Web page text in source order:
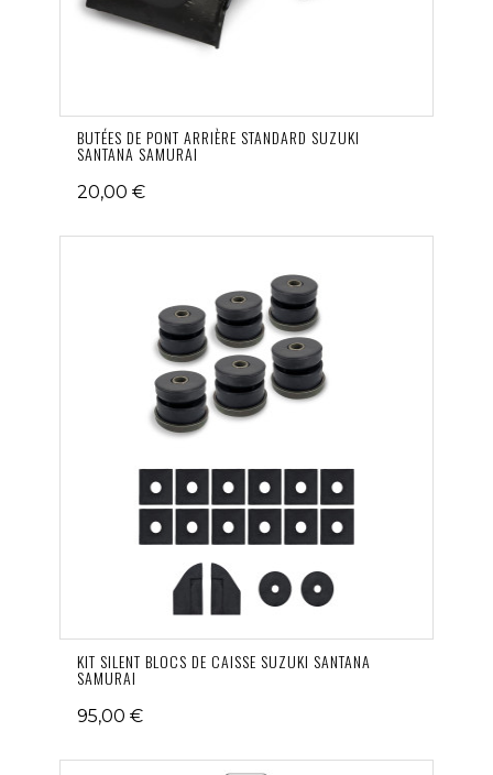
BUTÉES DE PONT ARRIÈRE STANDARD SUZUKI
SANTANA SAMURAI
20,00 €
KIT SILENT BLOCS DE CAISSE SUZUKI SANTANA
SAMURAI
95,00 €